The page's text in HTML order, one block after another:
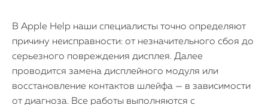
В Apple Help наши специалисты точно определяют
причину неисправности: от незначительного сбоя до
серьезного повреждения дисплея. Далее
проводится замена дисплейного модуля или
восстановление контактов шлейфа — в зависимости
от диагноза. Все работы выполняются с